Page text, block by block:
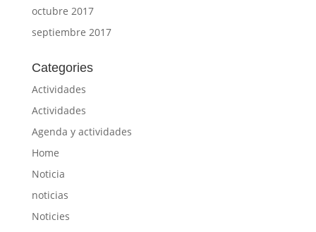
octubre 2017
septiembre 2017
Categories
Actividades
Actividades
Agenda y actividades
Home
Noticia
noticias
Noticies